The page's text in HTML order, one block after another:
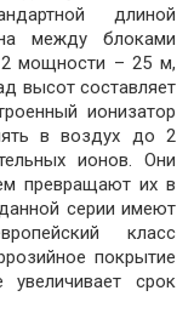
длиной
между блоками
мощности – 25 м,
высот составляет
ионизатор
в воздух до 2
ионов. Они
превращают их в
серии имеют
класс
покрытие
увеличивает срок